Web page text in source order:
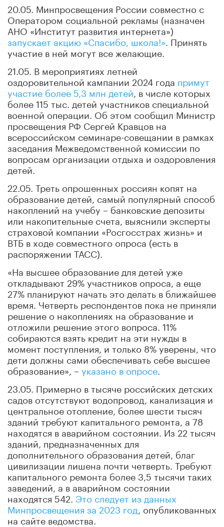
20.05. Минпросвещения России совместно с
Оператором социальной рекламы (назначен
АНО «Институт развития интернета»)
запускает акцию «Спасибо, школа!» . Принять
участие в ней могут все желающие.
21.05. В мероприятиях летней
оздоровительной кампании 2024 года примут
участие более 5,3 млн детей , в числе которых
более 115 тыс. детей участников специальной
военной операции. Об этом сообщил Министр
просвещения РФ Сергей Кравцов на
всероссийском семинаре-совещании в рамках
заседания Межведомственной комиссии по
вопросам организации отдыха и оздоровления
детей.
22.05. Треть опрошенных россиян копят на
образование детей, самый популярный способ
накоплений на учебу – банковские депозиты
или накопительные счета, выяснили эксперты
страховой компании «Росгосстрах жизнь» и
ВТБ в ходе совместного опроса (есть в
распоряжении ТАСС).
«На высшее образование для детей уже
откладывают 29% участников опроса, а еще
27% планируют начать это делать в ближайшее
время. Четверть респондентов пока не приняли
решение о накоплениях на образование и
отложили решение этого вопроса. 11%
собираются взять кредит на эти нужды в
момент поступления, и только 8% уверены, что
дети должны сами обеспечивать себе высшее
образование», – указано в опросе
23.05. Примерно в тысяче российских детских
садов отсутствуют водопровод, канализация и
центральное отопление, более шести тысяч
зданий требуют капитального ремонта, а 78
находятся в аварийном состоянии. Из 22 тысяч
зданий, предназначенных для
дополнительного образования детей, благ
цивилизации лишена почти четверть. Требуют
капитального ремонта более 3,5 тысячи таких
заведений, а в аварийном состоянии
находятся 542. Это следует из данных
Минпросвещения за 2023 год , опубликованных
на сайте ведомства.